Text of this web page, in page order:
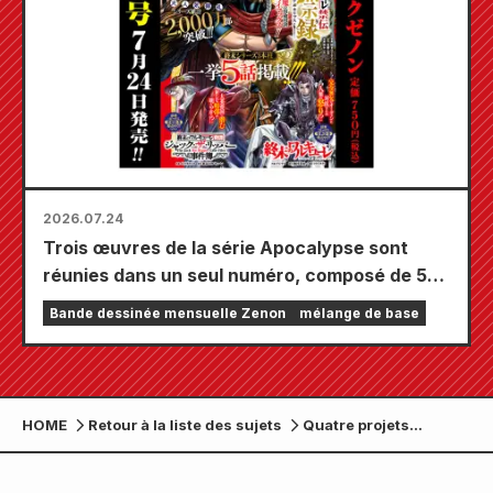
2026.07.24
Trois œuvres de la série Apocalypse sont
réunies dans un seul numéro, composé de 5
chapitres ! Le numéro de septembre 2026 de
« Monthly Comic Zenon » sera disponible le
24 juillet !
Bande dessinée mensuelle Zenon mélange de base
HOME Retour à la liste des sujets
Quatre projets
majeurs pour célébrer